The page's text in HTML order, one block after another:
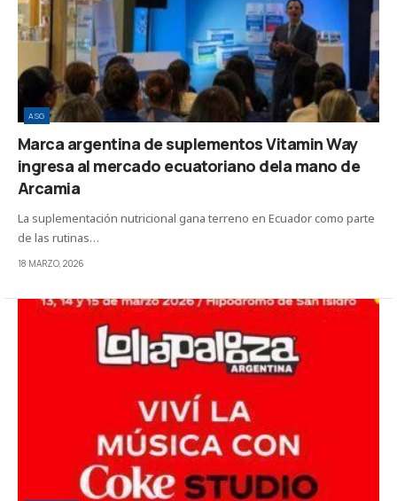
ASG
Marca argentina de suplementos Vitamin Way
ingresa al mercado ecuatoriano dela mano de
Arcamia
La suplementación nutricional gana terreno en Ecuador como parte
de las rutinas…
18 MARZO, 2026